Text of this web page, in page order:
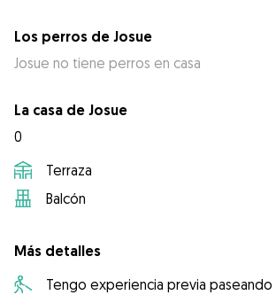
Los perros de Josue
Josue no tiene perros en casa
La casa de Josue
0
Terraza
Balcón
Más detalles
Tengo experiencia previa